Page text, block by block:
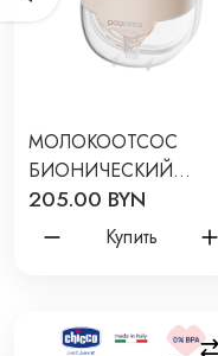
МОЛОКООТСОС
БИОНИЧЕСКИЙ
PAOMMA
СВОБОДНЫЕ РУКИ
ЦВЕТ: ALMOND/GREY
205.00 BYN
Купить